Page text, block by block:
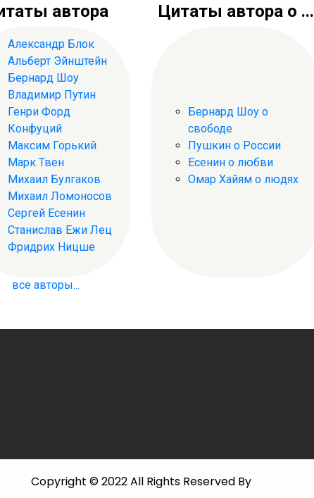
автора
Александр Блок
Альберт Эйнштейн
Бернард Шоу
Владимир Путин
Генри Форд
Конфуций
Максим Горький
Марк Твен
Михаил Булгаков
Михаил Ломоносов
Сергей Есенин
Станислав Ежи Лец
Фридрих Ницше
все авторы...
Цитаты автора о ...
Бернард Шоу о
свободе
Пушкин о России
Есенин о любви
Омар Хайям о людях
Copyright © 2022 All Rights Reserved By